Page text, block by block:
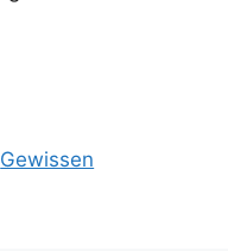
Gewissen